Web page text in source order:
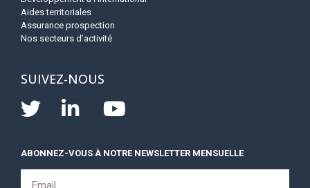
Aides territoriales
Assurance prospection
Nos secteurs d’activité
SUIVEZ-NOUS
ABONNEZ-VOUS À NOTRE NEWSLETTER MENSUELLE